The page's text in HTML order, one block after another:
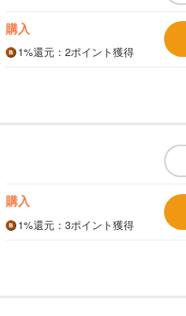
購入
1%還元 ：2ポイント獲得
購入
1%還元 ：3ポイント獲得